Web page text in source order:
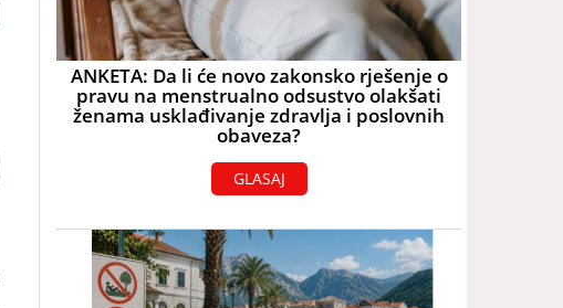
ANKETA: Da li će novo zakonsko rješenje o
pravu na menstrualno odsustvo olakšati
ženama usklađivanje zdravlja i poslovnih
obaveza?
GLASAJ